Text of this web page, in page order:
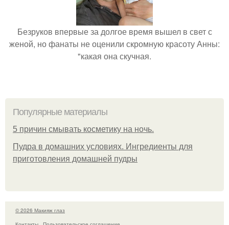
Безруков впервые за долгое время вышел в свет с
женой, но фанаты не оценили скромную красоту Анны:
"какая она скучная.
Популярные материалы
5 причин смывать косметику на ночь.
Пудра в домашних условиях. Ингредиенты для
приготовления домашней пудры
© 2026 Макияж глаз